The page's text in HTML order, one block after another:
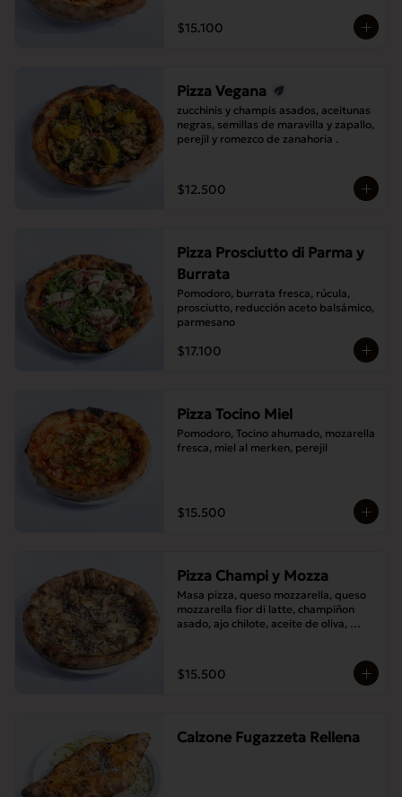
$15.100
Pizza Vegana
zucchinis y champis asados, aceitunas
negras, semillas de maravilla y zapallo,
perejil y romezco de zanahoria .
$12.500
Pizza Prosciutto di Parma y
Burrata
Pomodoro, burrata fresca, rúcula,
prosciutto, reducción aceto balsámico,
parmesano
$17.100
Pizza Tocino Miel
Pomodoro, Tocino ahumado, mozarella
fresca, miel al merken, perejil
$15.500
Pizza Champi y Mozza
Masa pizza, queso mozzarella, queso
mozzarella fior di latte, champiñon
asado, ajo chilote, aceite de oliva,
$15.500
Calzone Fugazzeta Rellena